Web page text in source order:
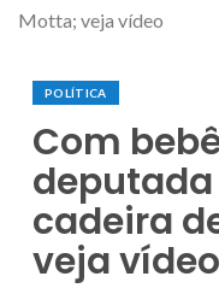
Motta; veja vídeo
POLÍTICA
Com
cadeira
veja vídeo